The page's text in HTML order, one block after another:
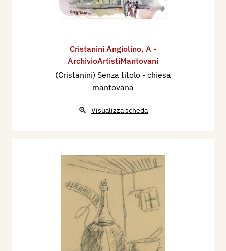
Cristanini Angiolino, A -
ArchivioArtistiMantovani
(Cristanini) Senza titolo - chiesa
mantovana
Visualizza scheda